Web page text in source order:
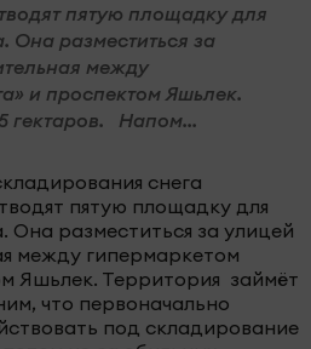
пятую площадку для
Она разместиться за
между
и проспектом Яшьлек.
гектаров. Напом...
пятую площадку для
Она разместиться за улицей
между гипермаркетом
Яшьлек. Территория займёт
что первоначально
под складирование